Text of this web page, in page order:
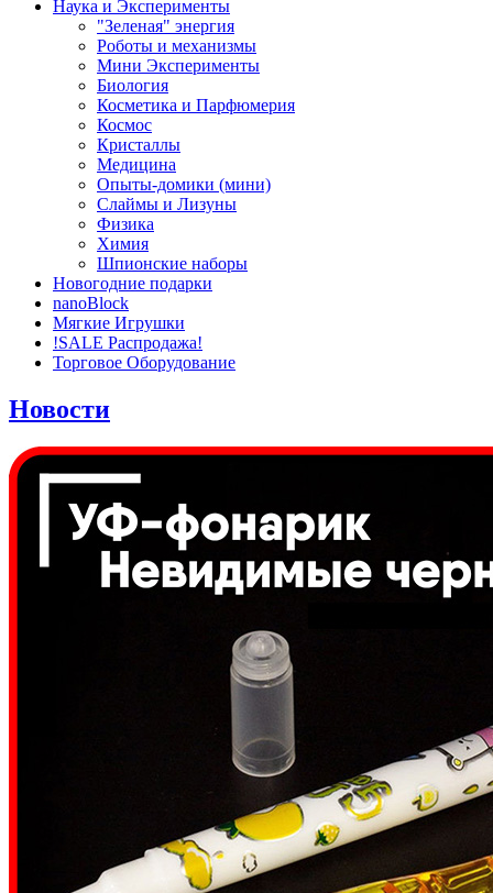
Наука и Эксперименты
"Зеленая" энергия
Роботы и механизмы
Мини Эксперименты
Биология
Косметика и Парфюмерия
Космос
Кристаллы
Медицина
Опыты-домики (мини)
Слаймы и Лизуны
Физика
Химия
Шпионские наборы
Новогодние подарки
nanoBlock
Мягкие Игрушки
!SALE Распродажа!
Торговое Оборудование
Новости